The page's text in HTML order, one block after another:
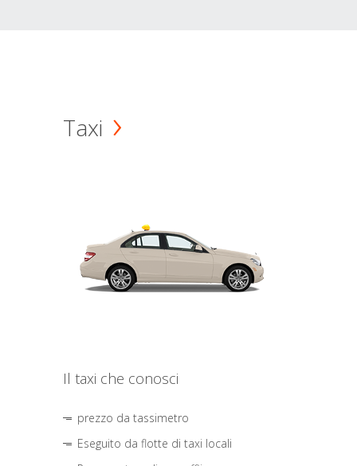
Taxi
Il taxi che conosci
prezzo da tassimetro
Eseguito da flotte di taxi locali